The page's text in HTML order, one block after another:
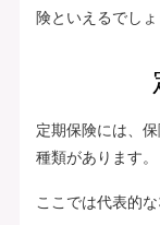
険といえるでしょ
定期保険には、
種類があります。
ここでは代表的